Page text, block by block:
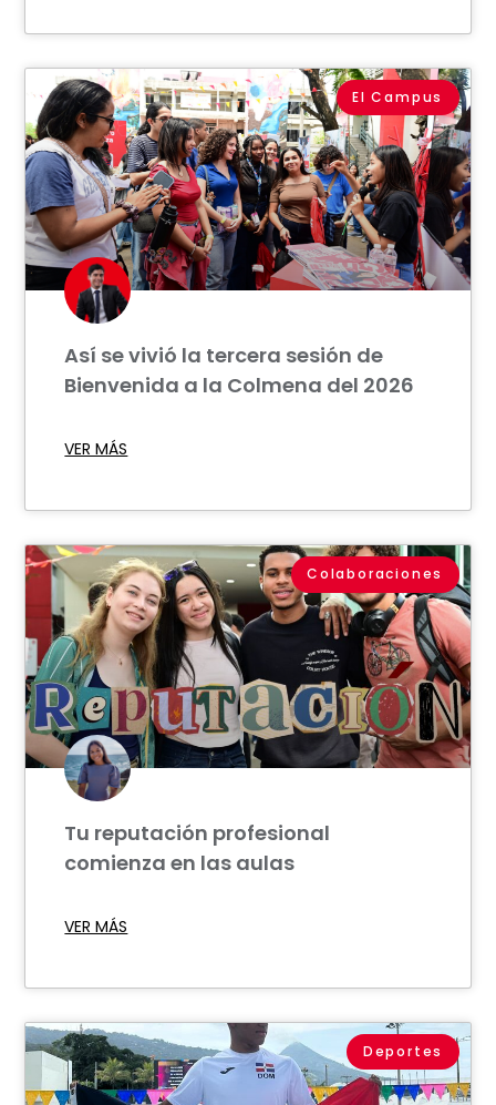
El Campus
Así se vivió la tercera sesión de
Bienvenida a la Colmena del 2026
VER MÁS
Colaboraciones
Tu reputación profesional
comienza en las aulas
VER MÁS
Deportes